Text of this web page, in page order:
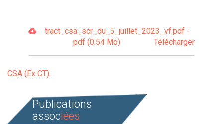
tract_csa_scr_du_5_juillet_2023_vf.pdf -
pdf (0.54 Mo)
Télécharger
CSA (Ex CT)
Publications
associées